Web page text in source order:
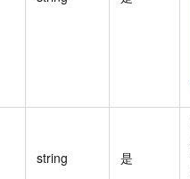
string 是